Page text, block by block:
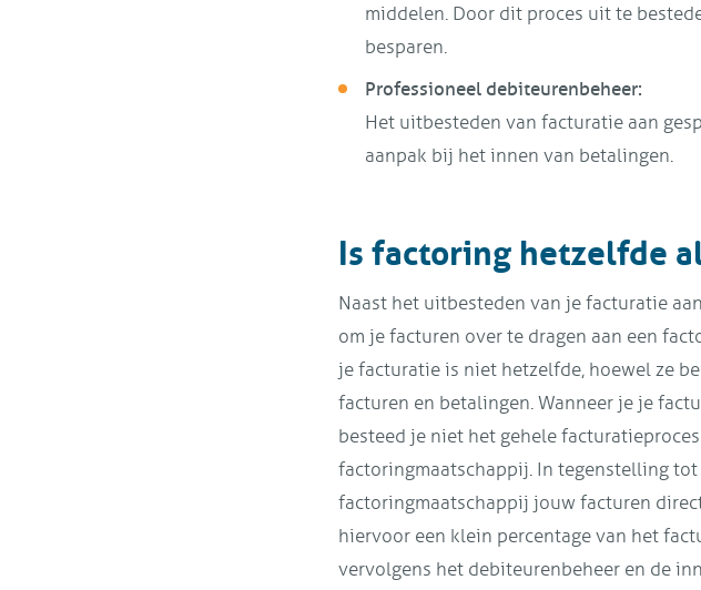
middelen. Door dit proces uit te
besparen.
Professioneel debiteurenbeheer:
Het uitbesteden van facturatie aan
aanpak bij het innen van betalingen.
Is factoring hetzelfde
Naast het uitbesteden van je facturatie
om je facturen over te dragen aan een
je facturatie is niet hetzelfde, hoewel ze
facturen en betalingen. Wanneer je je
besteed je niet het gehele
factoringmaatschappij. In tegenstelling
factoringmaatschappij jouw facturen
hiervoor een klein percentage van het
vervolgens het debiteurenbeheer en de